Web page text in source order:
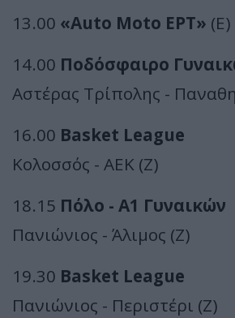
13.00 «Auto Moto ΕΡΤ» (E)
14.00 Ποδόσφαιρο
Αστέρας Τρίπολης -
16.00 Basket League
Κολοσσός - ΑΕΚ (Z)
18.15 Πόλο - Α1 Γυναικών
Πανιώνιος - Άλιμος (Z)
19.30 Basket League
Πανιώνιος - Περιστέρι (Z)